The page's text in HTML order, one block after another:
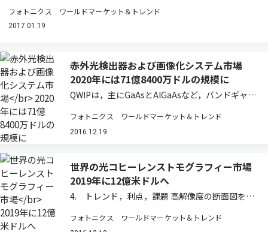
フォトニクス ワールドマーケット＆トレンド
2017.01.19
赤外光検出器および画像化システム市場
2020年には71億8400万ドルの規模に
QWIPは，主にGaAsとAlGaAsなど，バンドギャッ
子井戸を利用する。QWIPが対象とする波長領域
は長波長である。量子井戸の素材，構造により対
フォトニクス ワールドマーケット＆トレンド
2016.12.19
世界の光コヒーレンストモグラフィー市場
2019年に12億米ドルへ
4. トレンド，利点，課題 高解像度の断面図を提
造情報を非侵襲的に得る手段として有望な技術で
フォトニクス ワールドマーケット＆トレンド